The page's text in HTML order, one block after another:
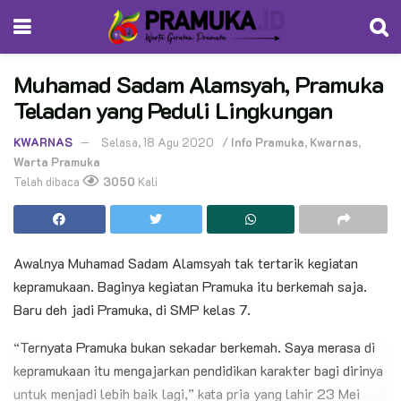
Muhamad Sadam Alamsyah, Pramuka
Teladan yang Peduli Lingkungan
KWARNAS Selasa, 18 Agu 2020 / Info Pramuka, Kwarnas,
Warta Pramuka
Telah dibaca
3050 Kali
Awalnya Muhamad Sadam Alamsyah tak tertarik kegiatan
kepramukaan. Baginya kegiatan Pramuka itu berkemah saja.
Baru deh jadi Pramuka, di SMP kelas 7.
“Ternyata Pramuka bukan sekadar berkemah. Saya merasa di
kepramukaan itu mengajarkan pendidikan karakter bagi dirinya
untuk menjadi lebih baik lagi,” kata pria yang lahir 23 Mei